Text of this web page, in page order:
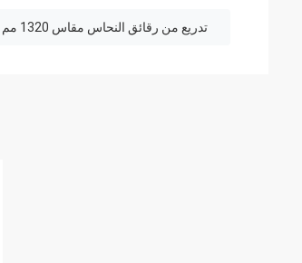
تدريع من رقائق النحاس مقاس 1320 مم